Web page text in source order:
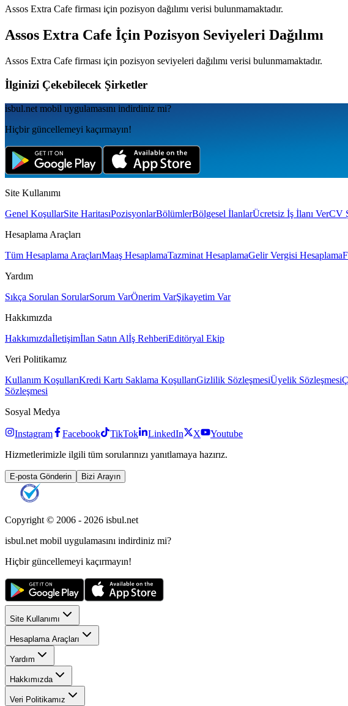
Assos Extra Cafe firması için pozisyon dağılımı verisi bulunmamaktadır.
Assos Extra Cafe İçin Pozisyon Seviyeleri Dağılımı
Assos Extra Cafe firması için pozisyon seviyeleri dağılımı verisi bulunmamaktadır.
İlginizi Çekebilecek Şirketler
isbul.net mobil uygulamаsını indirdiniz mi?
Hiçbir güncellemeyi kaçırmayın!
Site Kullanımı
Genel KoşullarSite HaritasıPozisyonlarBölümlerBölgesel İlanlarÜcretsiz İş İlanı VerCV
Hesaplama Araçları
Tüm Hesaplama AraçlarıMaaş HesaplamaTazminat HesaplamaGelir Vergisi Hesaplama
Yardım
Sıkça Sorulan SorularSorum VarÖnerim VarŞikayetim Var
Hakkımızda
Hakkımızdaİletişimİlan Satın Alİş RehberiEditöryal Ekip
Veri Politikamız
Kullanım KoşullarıKredi Kartı Saklama KoşullarıGizlilik SözleşmesiÜyelik Sözleşmesi
Sözleşmesi
Sosyal Medya
Instagram Facebook TikTok LinkedIn X
Youtube
Hizmetlerimizle ilgili tüm sorularınızı yanıtlamaya hazırız.
E-posta Gönderin Bizi Arayın
Copyright © 2006 - 2026 isbul.net
isbul.net mobil uygulamasını indirdiniz mi?
Hiçbir güncellemeyi kaçırmayın!
Site Kullanımı
Hesaplama Araçları
Yardım
Hakkımızda
Veri Politikamız